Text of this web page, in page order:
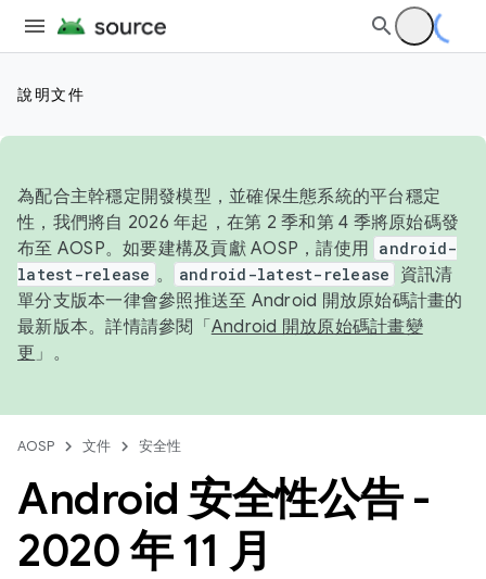
說明文件
為配合主幹穩定開發模型，並確保生態系統的平台穩定
性，我們將自 2026 年起，在第 2 季和第 4 季將原始碼發
布至 AOSP。如要建構及貢獻 AOSP，請使用 android-
latest-release 。 android-latest-release
資訊清
單分支版本一律會參照推送至 Android 開放原始碼計畫的
最新版本。詳情請參閱「 Android 開放原始碼計畫變
更 」。
AOSP 文件 安全性
Android 安全性公告 -
2020 年 11 月